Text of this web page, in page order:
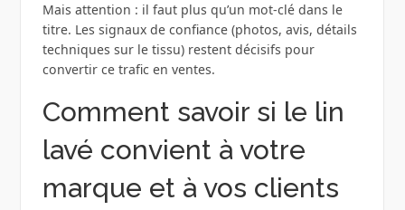
Mais attention : il faut plus qu’un mot-clé dans le
titre. Les signaux de confiance (photos, avis, détails
techniques sur le tissu) restent décisifs pour
convertir ce trafic en ventes.
Comment savoir si le lin
lavé convient à votre
marque et à vos clients